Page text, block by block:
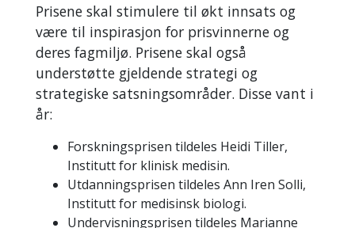
Prisene skal stimulere til økt innsats og
være til inspirasjon for prisvinnerne og
deres fagmiljø. Prisene skal også
understøtte gjeldende strategi og
strategiske satsningsområder. Disse vant i
år:
Forskningsprisen tildeles Heidi Tiller,
Institutt for klinisk medisin.
Utdanningsprisen tildeles Ann Iren Solli,
Institutt for medisinsk biologi.
Undervisningsprisen tildeles Marianne